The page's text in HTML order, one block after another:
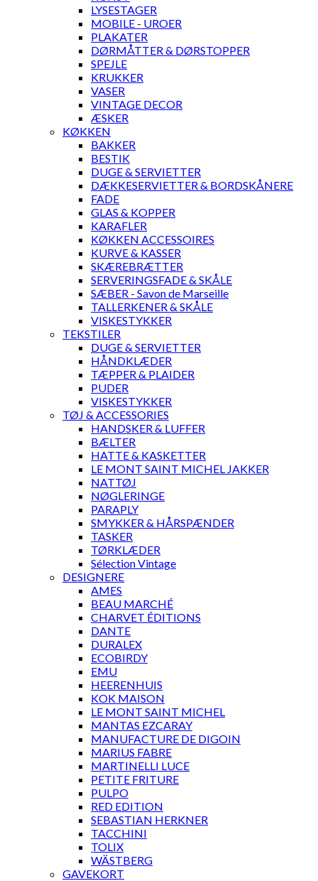
LYSESTAGER
MOBILE - UROER
PLAKATER
DØRMÅTTER & DØRSTOPPER
SPEJLE
KRUKKER
VASER
VINTAGE DECOR
ÆSKER
KØKKEN
BAKKER
BESTIK
DUGE & SERVIETTER
DÆKKESERVIETTER & BORDSKÅNERE
FADE
GLAS & KOPPER
KARAFLER
KØKKEN ACCESSOIRES
KURVE & KASSER
SKÆREBRÆTTER
SERVERINGSFADE & SKÅLE
SÆBER - Savon de Marseille
TALLERKENER & SKÅLE
VISKESTYKKER
TEKSTILER
DUGE & SERVIETTER
HÅNDKLÆDER
TÆPPER & PLAIDER
PUDER
VISKESTYKKER
TØJ & ACCESSORIES
HANDSKER & LUFFER
BÆLTER
HATTE & KASKETTER
LE MONT SAINT MICHEL JAKKER
NATTØJ
NØGLERINGE
PARAPLY
SMYKKER & HÅRSPÆNDER
TASKER
TØRKLÆDER
Sélection Vintage
DESIGNERE
AMES
BEAU MARCHÉ
CHARVET ÉDITIONS
DANTE
DURALEX
ECOBIRDY
EMU
HEERENHUIS
KOK MAISON
LE MONT SAINT MICHEL
MANTAS EZCARAY
MANUFACTURE DE DIGOIN
MARIUS FABRE
MARTINELLI LUCE
PETITE FRITURE
PULPO
RED EDITION
SEBASTIAN HERKNER
TACCHINI
TOLIX
WÄSTBERG
GAVEKORT